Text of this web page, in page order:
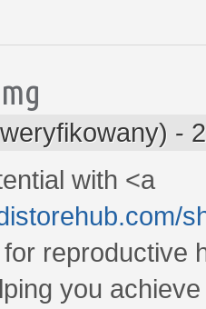
-
with <a
reproductive
you